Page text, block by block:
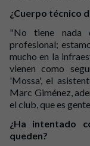
¿Cuerpo técnico
"No tiene nada
profesional;
mucho en la
vienen como
'Mossa', el
Marc Giménez,
el club, que es
¿Ha intentado
queden?